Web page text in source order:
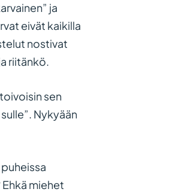
ja
eivät kaikilla
nostivat
riitänkö.
sen
Nykyään
Ehkä miehet